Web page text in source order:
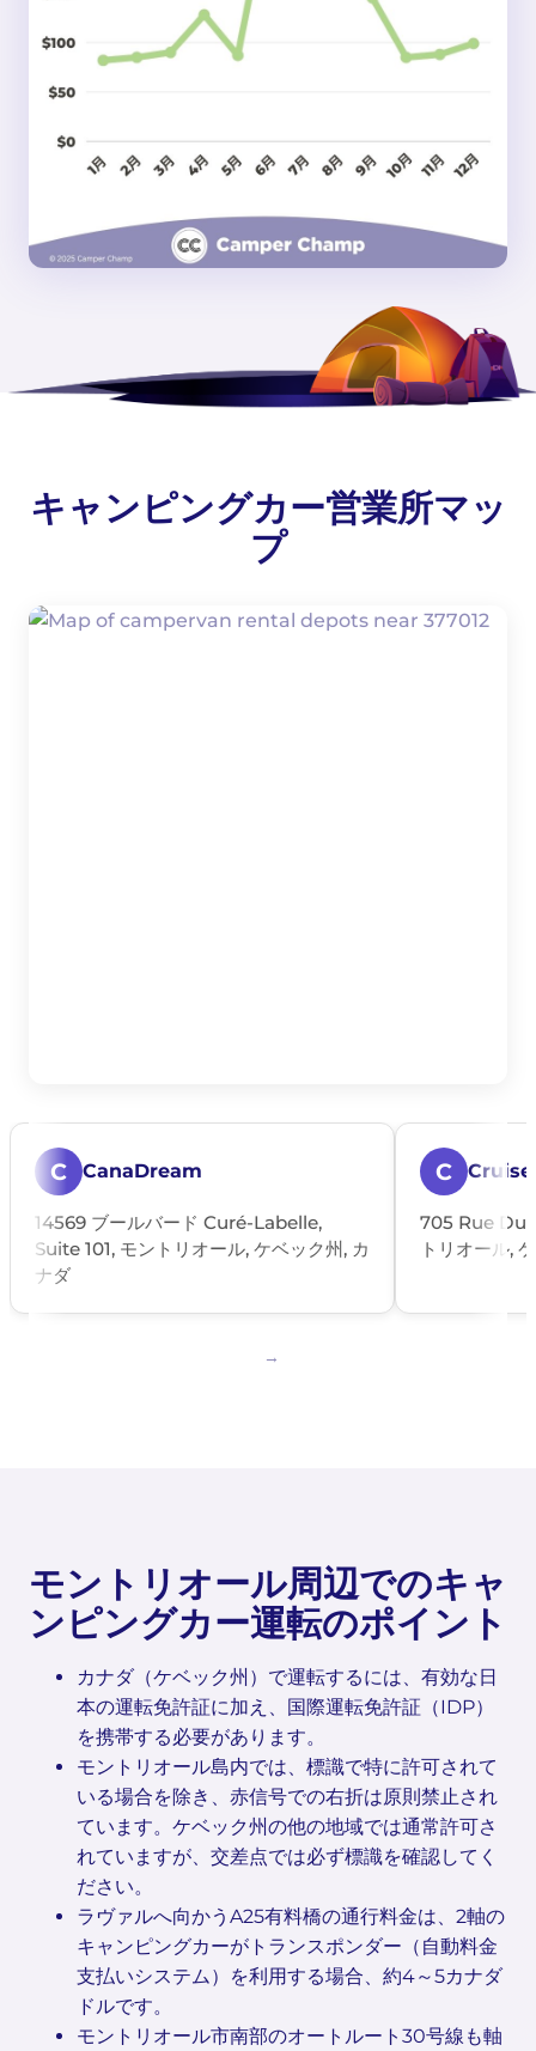
キャンピングカー営業所マッ
プ
C CanaDream
14569 ブールバード Curé-Labelle,
Suite 101, モントリオール, ケベック州, カ
ナダ
C
705 Rue
トリオール,
モントリオール周辺でのキャ
ンピングカー運転のポイント
カナダ（ケベック州）で運転するには、有効な日
本の運転免許証に加え、国際運転免許証（IDP）
を携帯する必要があります。
モントリオール島内では、標識で特に許可されて
いる場合を除き、赤信号での右折は原則禁止され
ています。ケベック州の他の地域では通常許可さ
れていますが、交差点では必ず標識を確認してく
ださい。
ラヴァルへ向かうA25有料橋の通行料金は、2軸の
キャンピングカーがトランスポンダー（自動料金
支払いシステム）を利用する場合、約4～5カナダ
ドルです。
モントリオール市南部のオートルート30号線も軸